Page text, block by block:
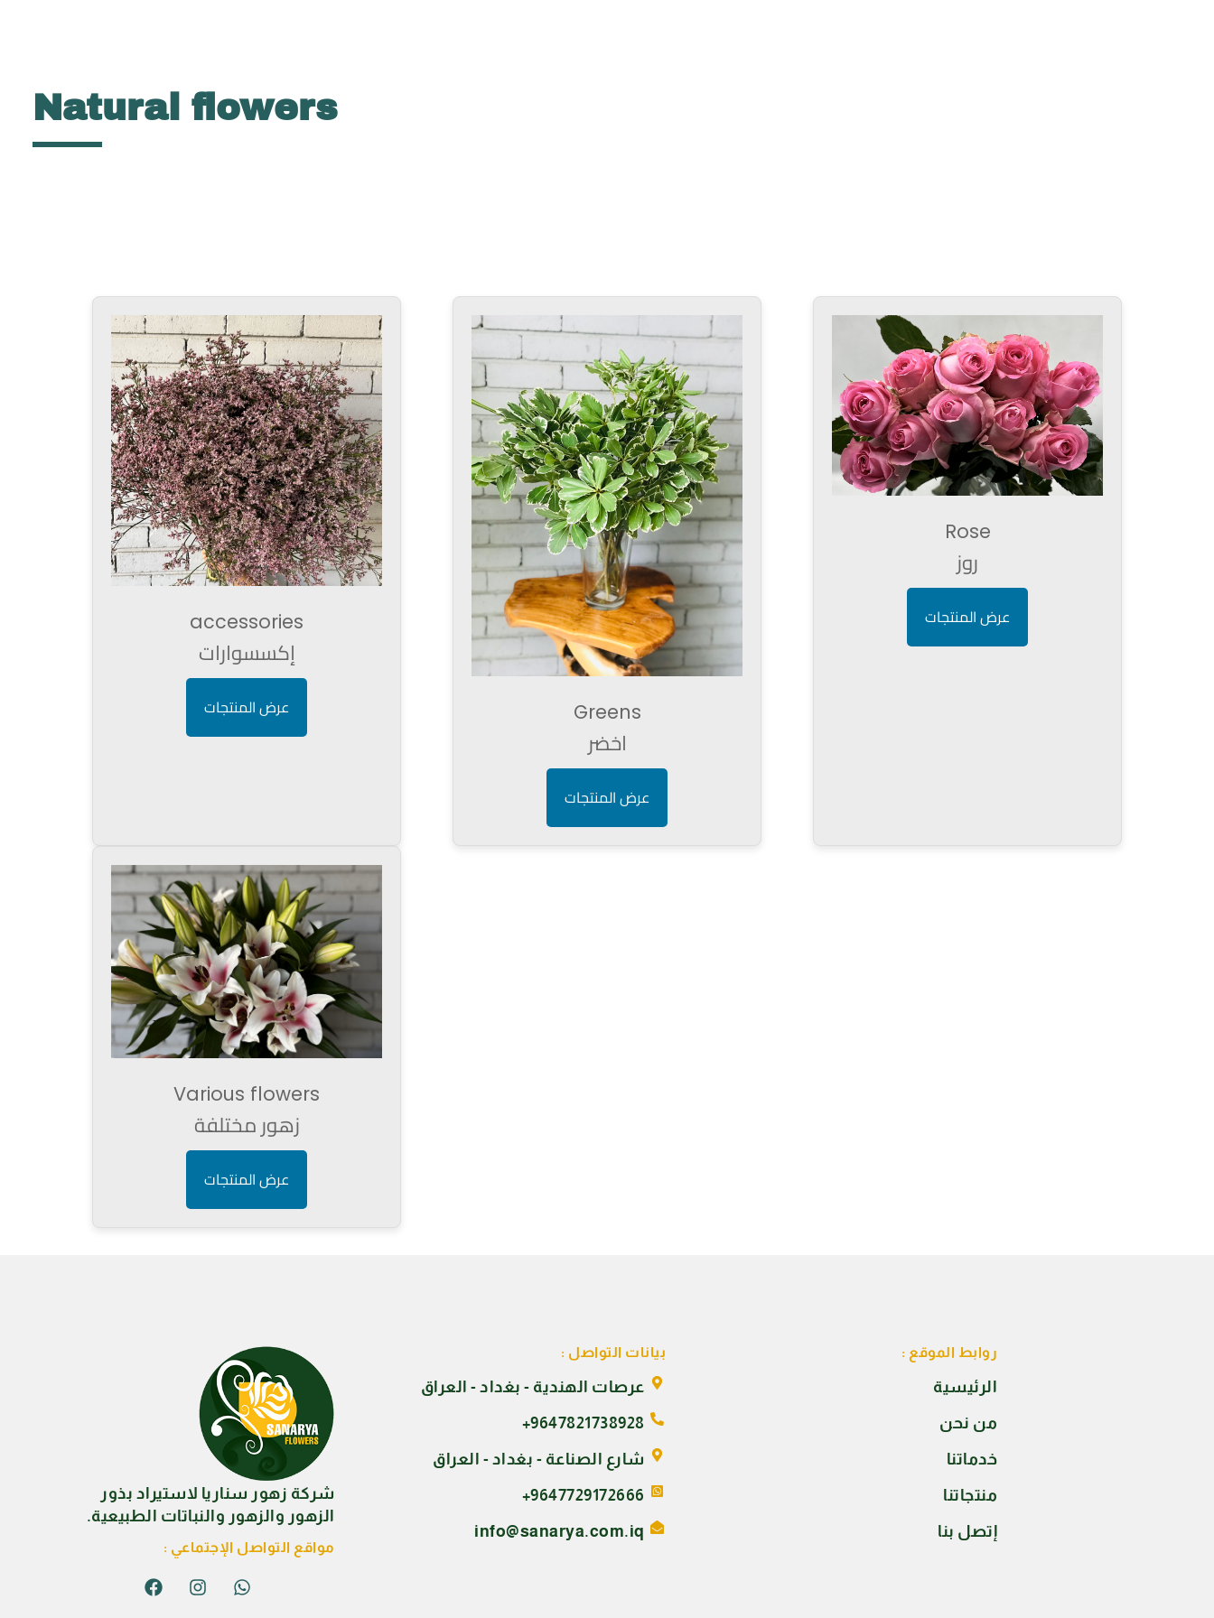
Natural flowers
accessories
إكسسوارات
عرض المنتجات Greens
اخضر
عرض المنتجات
Rose
روز
عرض المنتجات
Various flowers
زهور مختلفة
عرض المنتجات
شركة زهور سناريا لاستيراد بذور
الزهور والزهور والنباتات الطبيعية.
مواقع التواصل الإجتماعي :
بيانات التواصل :
عرصات الهندية - بغداد - العراق
9647821738928+
شارع الصناعة - بغداد - العراق
9647729172666+
info@sanarya.com.iq
روابط الموقع :
الرئيسية
من نحن
خدماتنا
منتجاتنا
إتصل بنا